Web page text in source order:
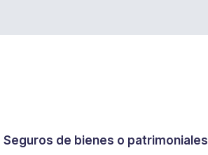
Seguros de bienes o patrimoniales